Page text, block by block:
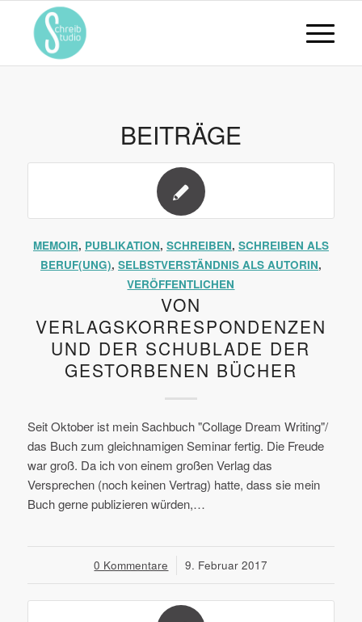
BEITRÄGE
MEMOIR, PUBLIKATION, SCHREIBEN, SCHREIBEN ALS
BERUF(UNG), SELBSTVERSTÄNDNIS ALS AUTORIN,
VERÖFFENTLICHEN
VON
VERLAGSKORRESPONDENZEN
UND DER SCHUBLADE DER
GESTORBENEN BÜCHER
Seit Oktober ist mein Sachbuch "Collage Dream Writing"/
das Buch zum gleichnamigen Seminar fertig. Die Freude
war groß. Da ich von einem großen Verlag das
Versprechen (noch keinen Vertrag) hatte, dass sie mein
Buch gerne publizieren würden,…
0 Kommentare
/ 9. Februar 2017